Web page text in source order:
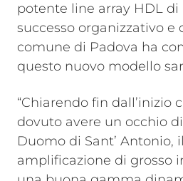
potente line array HDL di
successo organizzativo e
comune di Padova ha
questo nuovo modello
“Chiarendo fin dall’inizio
dovuto avere un occhio
Duomo di Sant’ Antonio,
amplificazione di grosso